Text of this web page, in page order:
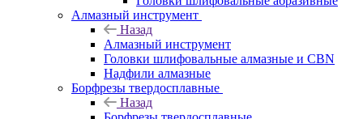
Алмазный инструмент
Назад
Алмазный инструмент
Головки шлифовальные алмазные и CBN
Надфили алмазные
Борфрезы твердосплавные
Назад